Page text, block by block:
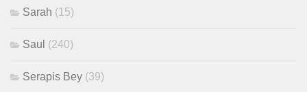
Sarah (15)
Saul (240)
Serapis Bey (39)